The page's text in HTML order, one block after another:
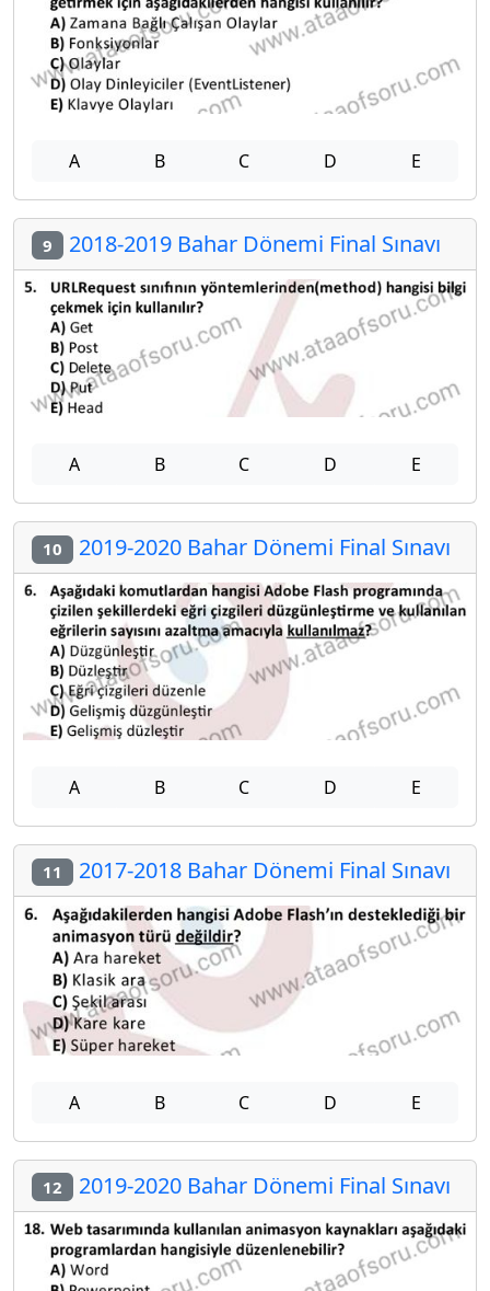
A B C D E
9 2018-2019 Bahar Dönemi Final Sınavı
A B C D E
10 2019-2020 Bahar Dönemi Final Sınavı
A B C D E
11 2017-2018 Bahar Dönemi Final Sınavı
A B C D E
12 2019-2020 Bahar Dönemi Final Sınavı